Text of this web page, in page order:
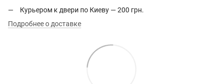
Курьером к двери по Киеву — 200 грн.
Подробнее о доставке